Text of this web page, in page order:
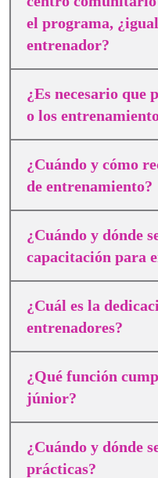
el programa,
entrenador?
¿Es necesario que
o los
¿Cuándo y cómo
de entrenamiento?
¿Cuándo y dónde
capacitación para
¿Cuál es la
entrenadores?
¿Qué función
júnior?
¿Cuándo y dónde
prácticas?